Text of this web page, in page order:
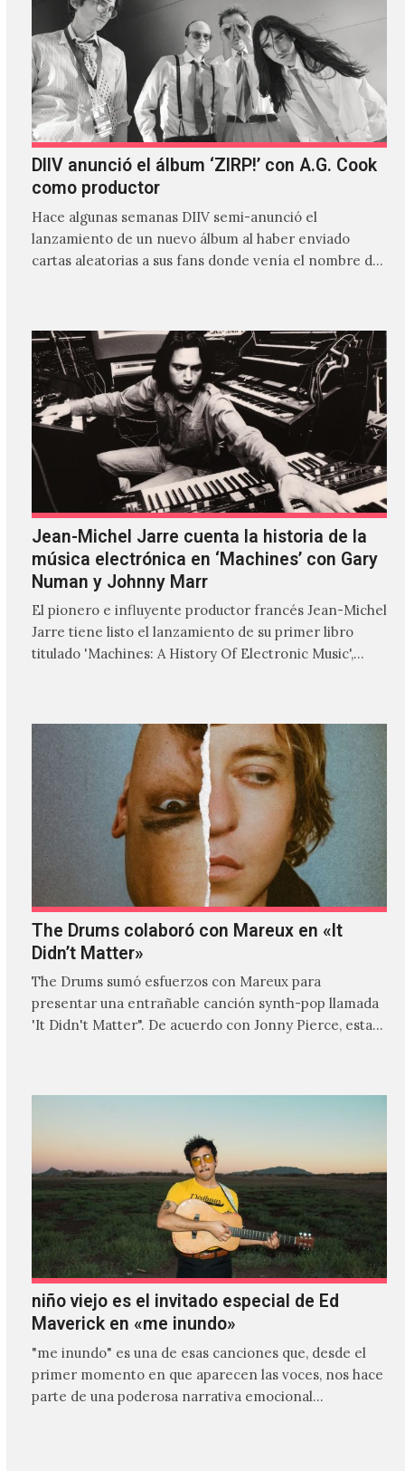
DIIV anunció el álbum ‘ZIRP!’ con A.G. Cook
como productor
Hace algunas semanas DIIV semi-anunció el
lanzamiento de un nuevo álbum al haber enviado
cartas aleatorias a sus fans donde venía el nombre de
Jean-Michel Jarre cuenta la historia de la
música electrónica en ‘Machines’ con Gary
Numan y Johnny Marr
El pionero e influyente productor francés Jean-Michel
Jarre tiene listo el lanzamiento de su primer libro
titulado 'Machines: A History Of Electronic Music',
The Drums colaboró con Mareux en «It
Didn’t Matter»
The Drums sumó esfuerzos con Mareux para
presentar una entrañable canción synth-pop llamada
'It Didn't Matter". De acuerdo con Jonny Pierce, esta
niño viejo es el invitado especial de Ed
Maverick en «me inundo»
"me inundo" es una de esas canciones que, desde el
primer momento en que aparecen las voces, nos hace
parte de una poderosa narrativa emocional…